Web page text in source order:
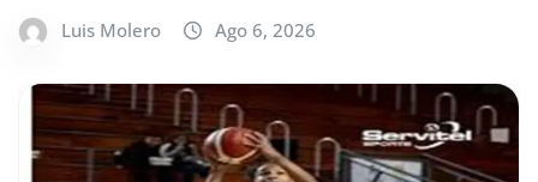
Luis Molero Ago 6, 2026